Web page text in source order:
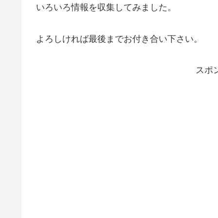
いろいろ情報を収集してみました。
よろしければ最後までお付き合い下さい。
スポ